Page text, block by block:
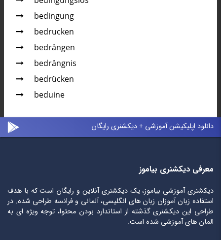
bedingung
bedrucken
bedrängen
bedrängnis
bedrücken
beduine
دانلود اپلیکیشن آموزشی + دیکشنری رایگان
معرفی دیکشنری بیاموز
دیکشنری آموزشی بیاموز، یک دیکشنری آنلاین و رایگان است که با هدف
استفاده زبان آموزان زبان های انگلیسی، آلمانی و فرانسه طراحی شده. در
طراحی این دیکشنری گذشته از استاندارد بودن محتوا، توجه ویژه ای به
المان های آموزشی شده است.